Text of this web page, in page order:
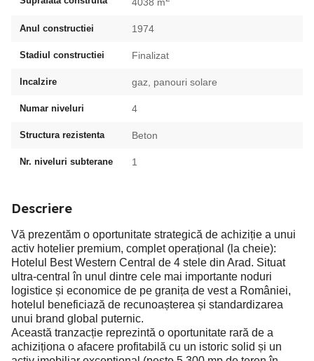
Anul constructiei 1974
Stadiul constructiei Finalizat
Incalzire gaz, panouri solare
Numar niveluri 4
Structura rezistenta Beton
Nr. niveluri subterane 1
Descriere
Vă prezentăm o oportunitate strategică de achiziție a unui
activ hotelier premium, complet operațional (la cheie):
Hotelul Best Western Central de 4 stele din Arad. Situat
ultra-central în unul dintre cele mai importante noduri
logistice și economice de pe granița de vest a României,
hotelul beneficiază de recunoașterea și standardizarea
unui brand global puternic.
Această tranzacție reprezintă o oportunitate rară de a
achiziționa o afacere profitabilă cu un istoric solid și un